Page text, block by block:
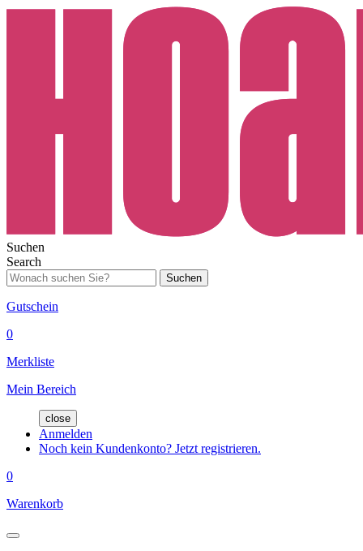
Suchen
Search
Suchen
Gutschein
0
Merkliste
Mein Bereich
close
Anmelden
Noch kein Kundenkonto? Jetzt registrieren.
0
Warenkorb